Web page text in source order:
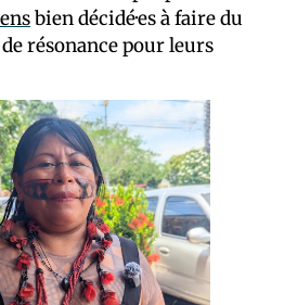
bien décidé·es à faire du
résonance pour leurs